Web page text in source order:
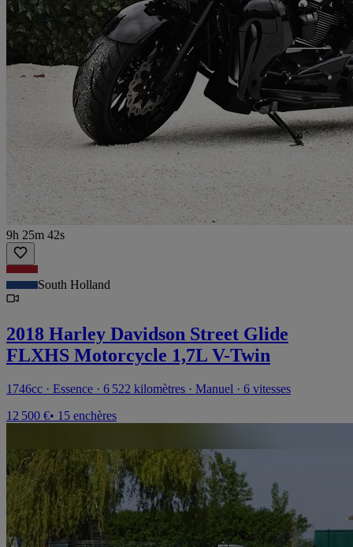
9h 25m 42s
South Holland
2018 Harley Davidson Street Glide
FLXHS Motorcycle 1,7L V-Twin
1746cc · Essence · 6 522 kilomètres · Manuel · 6 vitesses
12 500 €• 15 enchères